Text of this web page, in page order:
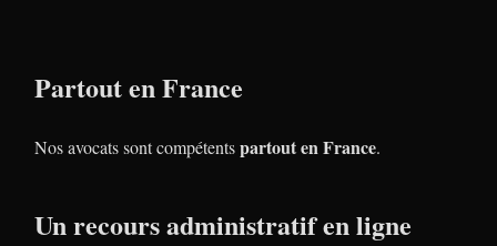
Partout en France
Nos avocats sont compétentspartout en France.
Un recours administratif en ligne